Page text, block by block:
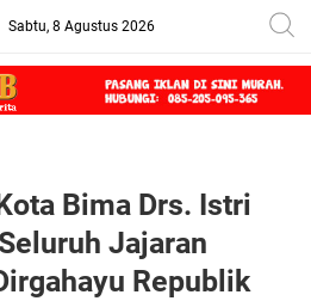
Sabtu, 8 Agustus 2026
Bima Drs. Istri
Jajaran
Republik